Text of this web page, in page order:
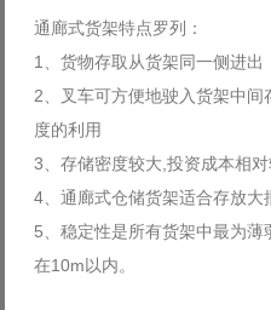
通廊式货架特点罗列：
1、货物存取从货架同一侧进出
2、叉车可方便地驶入货架中
度的利用
3、存储密度较大,投资成本相对
4、通廊式仓储货架适合存放大
5、稳定性是所有货架中最为
在10m以内。